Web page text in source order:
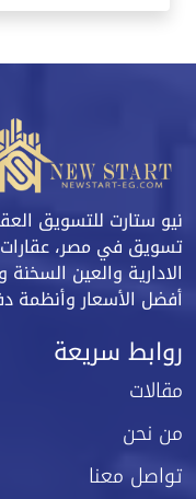
نيو ستارت للتسويق
تسويق في مصر،
الادارية والعين
أفضل الأسعار وأنظمة
روابط سريعة
مقالات
من نحن
تواصل معنا